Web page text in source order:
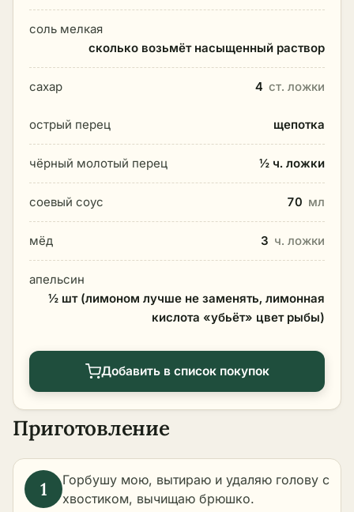
соль мелкая
сколько возьмёт насыщенный раствор
сахар 4 ст. ложки
острый перец щепотка
чёрный молотый перец ½ ч. ложки
соевый соус 70 мл
мёд 3 ч. ложки
апельсин
½ шт (лимоном лучше не заменять, лимонная
кислота «убьёт» цвет рыбы)
Добавить в список покупок
Приготовление
Горбушу мою, вытираю и удаляю голову с
хвостиком, вычищаю брюшко.